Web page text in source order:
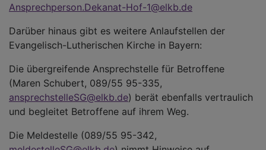
Ansprechperson.Dekanat-Hof-1@elkb.de
Darüber hinaus gibt es weitere Anlaufstellen der
Evangelisch-Lutherischen Kirche in Bayern:
Die übergreifende Ansprechstelle für Betroffene
(Maren Schubert, 089/55 95-335,
ansprechstelleSG@elkb.de) berät ebenfalls vertraulich
und begleitet Betroffene auf ihrem Weg.
Die Meldestelle (089/55 95-342,